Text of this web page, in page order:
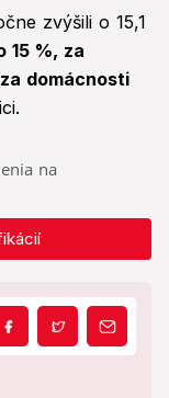
zvýšili o 15,1
15 %, za
domácnosti
na